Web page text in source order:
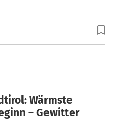
Wärmste
– Gewitter